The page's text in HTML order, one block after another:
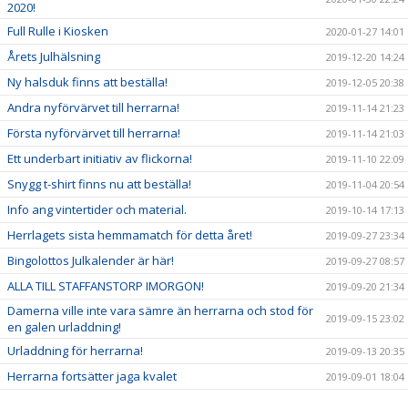
2020!
Full Rulle i Kiosken 2020-01-27 14:01
Årets Julhälsning 2019-12-20 14:24
Ny halsduk finns att beställa! 2019-12-05 20:38
Andra nyförvärvet till herrarna! 2019-11-14 21:23
Första nyförvärvet till herrarna! 2019-11-14 21:03
Ett underbart initiativ av flickorna! 2019-11-10 22:09
Snygg t-shirt finns nu att beställa! 2019-11-04 20:54
Info ang vintertider och material. 2019-10-14 17:13
Herrlagets sista hemmamatch för detta året! 2019-09-27 23:34
Bingolottos Julkalender är här! 2019-09-27 08:57
ALLA TILL STAFFANSTORP IMORGON! 2019-09-20 21:34
Damerna ville inte vara sämre än herrarna och stod för
en galen urladdning!
2019-09-15 23:02
Urladdning för herrarna! 2019-09-13 20:35
Herrarna fortsätter jaga kvalet 2019-09-01 18:04